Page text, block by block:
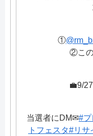
①
②こ
💼9/
当選者にDM✉#プ
トフェスタ#リサ